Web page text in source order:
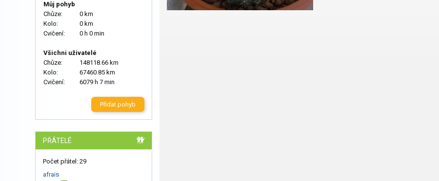
Můj pohyb
Chůze:
0 km
Kolo:
0 km
Cvičení:
0 h 0 min
Všichni uživatelé
Chůze:
148118.66 km
Kolo:
67460.85 km
Cvičení:
6079 h 7 min
Přidat pohyb
PŘÁTELÉ
Počet přátel: 29
afrais